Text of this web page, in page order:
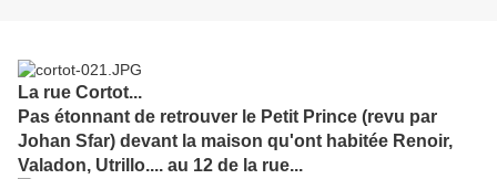
La rue Cortot...
Pas étonnant de retrouver le Petit Prince (revu par
Johan Sfar) devant la maison qu'ont habitée Renoir,
Valadon, Utrillo.... au 12 de la rue...